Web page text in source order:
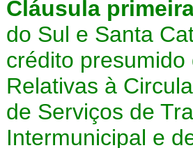
Cláusula
do Sul e Santa
crédito
Relativas à
de Serviços de
Intermunicipal e